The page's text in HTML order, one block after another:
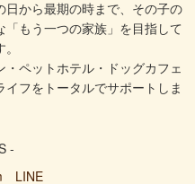
から最期の時まで、その子の
もう一つの家族」を目指して
ペットホテル・ドッグカフェ
フをトータルでサポートしま
-
LINE